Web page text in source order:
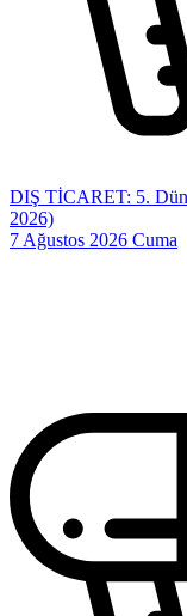
DIŞ TİCARET: 5.
2026)
7 Ağustos 2026 Cuma